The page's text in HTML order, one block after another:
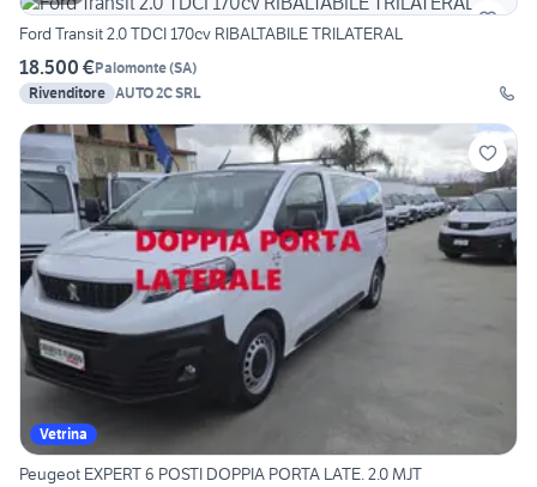
Ford Transit 2.0 TDCI 170cv RIBALTABILE TRILATERAL
18.500 €Palomonte(SA)
Rivenditore AUTO 2C SRL
Vetrina
Peugeot EXPERT 6 POSTI DOPPIA PORTA LATE. 2.0 MJT